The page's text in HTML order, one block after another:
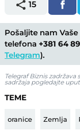
15
Pošaljite nam
telefona +381 64
Telegram).
Telegraf Biznis
sadržaja pogledajte
TEME
oranice Zemlja